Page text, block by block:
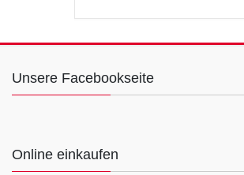
Unsere Facebookseite
Online einkaufen